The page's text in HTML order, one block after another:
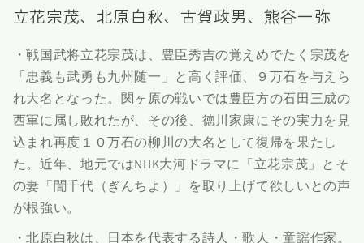
立花宗茂、北原白秋、古賀政男、熊谷一弥
・戦国武将立花宗茂は、豊臣秀吉の覚えめでたく宗茂を
「忠義も武勇も九州随一」と高く評価、９万石を与えら
れ大名となった。関ヶ原の戦いでは豊臣方の石田三成の
西軍に属し敗れたが、その後、徳川家康にその実力を見
込まれ再度１０万石の柳川の大名として復帰を果たし
た。近年、地元ではNHK大河ドラマに「立花宗茂」とそ
の妻「誾千代（ぎんちよ）」を取り上げて欲しいとの声
が根強い。
・北原白秋は、日本を代表する詩人・歌人・童謡作家。